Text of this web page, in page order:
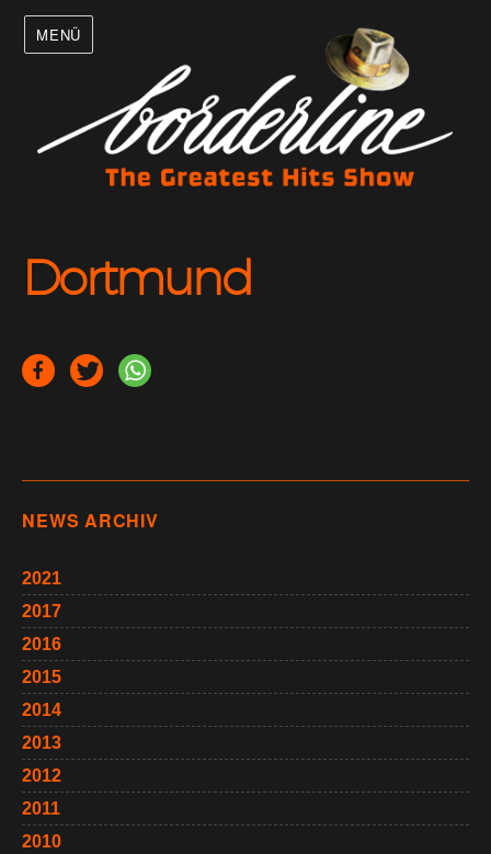
MENÜ
Dortmund
NEWS ARCHIV
2021
2017
2016
2015
2014
2013
2012
2011
2010